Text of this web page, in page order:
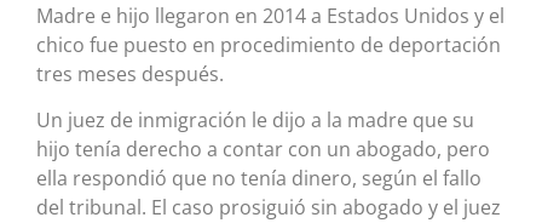
Madre e hijo llegaron en 2014 a Estados Unidos y el
chico fue puesto en procedimiento de deportación
tres meses después.
Un juez de inmigración le dijo a la madre que su
hijo tenía derecho a contar con un abogado, pero
ella respondió que no tenía dinero, según el fallo
del tribunal. El caso prosiguió sin abogado y el juez